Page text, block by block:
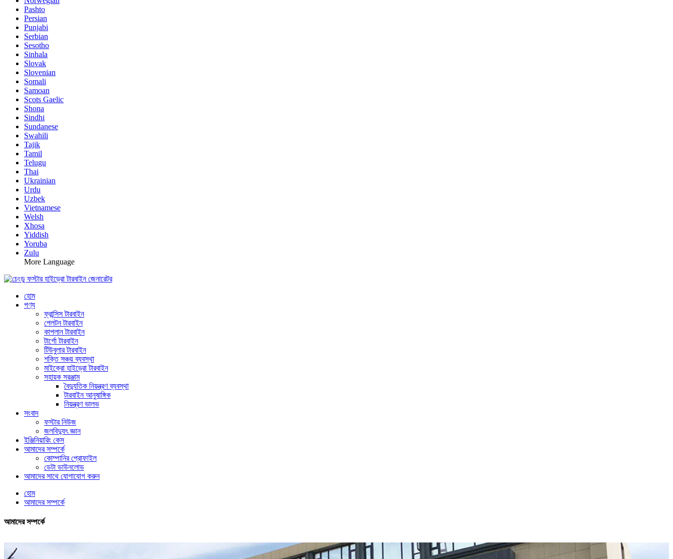
Pashto
Persian
Punjabi
Serbian
Sesotho
Sinhala
Slovak
Slovenian
Somali
Samoan
Scots Gaelic
Shona
Sindhi
Sundanese
Swahili
Tajik
Tamil
Telugu
Thai
Ukrainian
Urdu
Uzbek
Vietnamese
Welsh
Xhosa
Yiddish
Yoruba
Zulu
More Language
হোম
পণ্য
ফ্রান্সিস টারবাইন
পেলটন টারবাইন
কাপলান টারবাইন
টার্গো টারবাইন
টিউবুলার টারবাইন
শক্তি সঞ্চয় ব্যবস্থা
মাইক্রো হাইড্রো টারবাইন
সহায়ক সরঞ্জাম
বৈদ্যুতিক নিয়ন্ত্রণ ব্যবস্থা
টারবাইন আনুষাঙ্গিক
নিয়ন্ত্রণ ভালভ
সংবাদ
ফস্টার নিউজ
জলবিদ্যুৎ জ্ঞান
ইঞ্জিনিয়ারিং কেস
আমাদের সম্পর্কে
কোম্পানির প্রোফাইল
ডেটা ডাউনলোড
আমাদের সাথে যোগাযোগ করুন
হোম
আমাদের সম্পর্কে
আমাদের সম্পর্কে